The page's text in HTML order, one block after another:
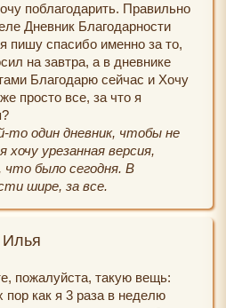
поблагодарить. Правильно
Дневник Благодарности
пишу спасибо именно за то,
на завтра, а в дневнике
Благодарю сейчас и Хочу
просто все, за что я
один дневник, чтобы не
урезанная версия,
что было сегодня. В
шире, за все.
Илья
пожалуйста, такую вещь:
как я 3 раза в неделю